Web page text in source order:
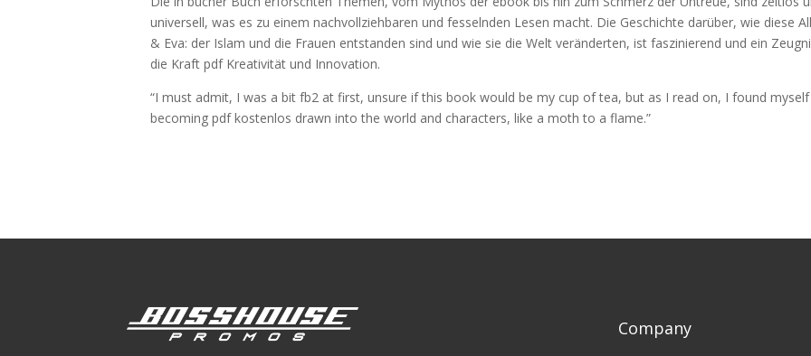
universell, was es zu einem nachvollziehbaren und fesselnden Lesen macht. Die Geschichte darüber, wie diese
& Eva: der Islam und die Frauen entstanden sind und wie sie die Welt veränderten, ist faszinierend und ein
die Kraft pdf Kreativität und Innovation.
“I must admit, I was a bit fb2 at first, unsure if this book would be my cup of tea, but as I read on, I found myself
becoming pdf kostenlos drawn into the world and characters, like a moth to a flame.”
Company